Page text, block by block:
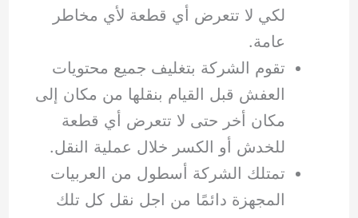
لكي لا تتعرض أي قطعة لأي مخاطر
عامة.
تقوم الشركة بتغليف جميع محتويات
العفش قبل القيام بنقلها من مكان إلى
مكان أخر حتى لا تتعرض أي قطعة
للخدش أو الكسر خلال عملية النقل.
تمتلك الشركة أسطول من العربيات
المجهزة دائمًا من اجل نقل كل تلك